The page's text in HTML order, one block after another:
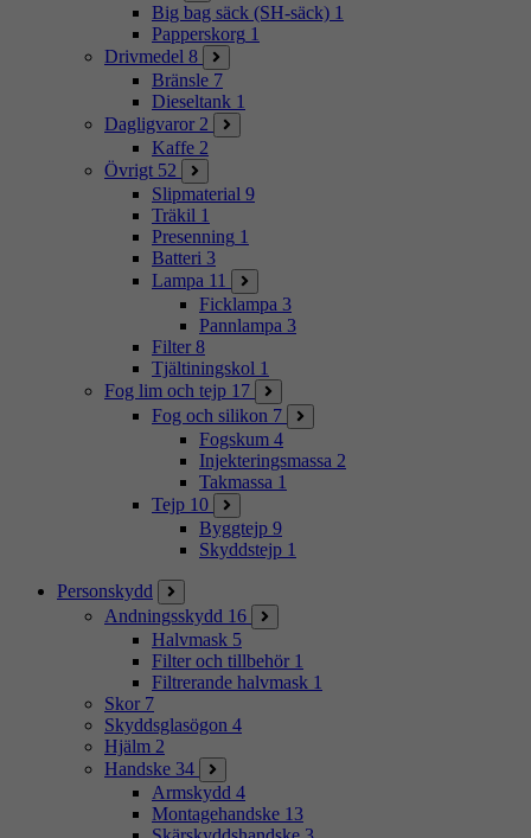
Big bag säck (SH-säck) 1
Papperskorg 1
Drivmedel 8
Bränsle 7
Dieseltank 1
Dagligvaror 2
Kaffe 2
Övrigt 52
Slipmaterial 9
Träkil 1
Presenning 1
Batteri 3
Lampa 11
Ficklampa 3
Pannlampa 3
Filter 8
Tjältiningskol 1
Fog lim och tejp 17
Fog och silikon 7
Fogskum 4
Injekteringsmassa 2
Takmassa 1
Tejp 10
Byggtejp 9
Skyddstejp 1
Personskydd
Andningsskydd 16
Halvmask 5
Filter och tillbehör 1
Filtrerande halvmask 1
Skor 7
Skyddsglasögon 4
Hjälm 2
Handske 34
Armskydd 4
Montagehandske 13